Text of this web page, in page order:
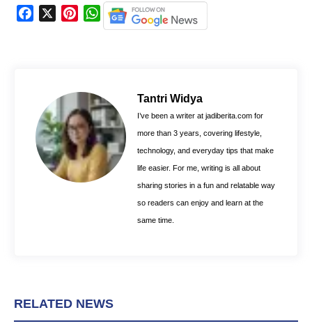
k
e
s
t
W
h
A
p
p
Tantri Widya
I’ve been a writer at jadiberita.com for
more than 3 years, covering lifestyle,
technology, and everyday tips that make
life easier. For me, writing is all about
sharing stories in a fun and relatable way
so readers can enjoy and learn at the
same time.
RELATED NEWS